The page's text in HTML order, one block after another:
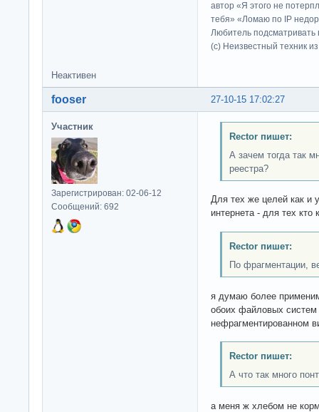
автор «Я этого не
тебя» «Ломаю по IP
Любитель подсматривать
(c) Неизвестный техник
Неактивен
27-10-15 17:02:27
fooser
Участник
Зарегистрирован: 02-06-12
Сообщений: 692
Rector пишет:
А зачем тогда так
реестра?
Для тех же целей как и
интернета - для тех кто
Rector пишет:
По фрагментации,
я думаю более
обоих файловых
нефрагментированном
Rector пишет:
А что так много
а меня ж хлебом не